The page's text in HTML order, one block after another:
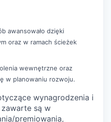
awansowało dzięki
oraz w ramach ścieżek
wewnętrzne oraz
w planowaniu rozwoju.
wynagrodzenia i
są w
premiowania,